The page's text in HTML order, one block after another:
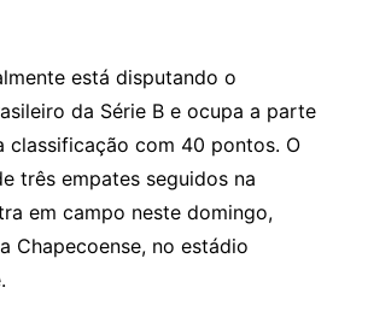
está disputando o
da Série B e ocupa a parte
classificação com 40 pontos. O
três empates seguidos na
em campo neste domingo,
Chapecoense, no estádio